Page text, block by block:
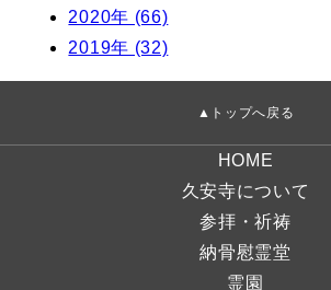
2020年 (66)
2019年 (32)
▲トップへ戻る
HOME
久安寺について
参拝・祈祷
納骨慰霊堂
霊園